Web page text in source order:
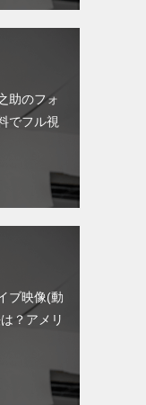
助のフォ
でフル視
ブ映像(動
？アメリ